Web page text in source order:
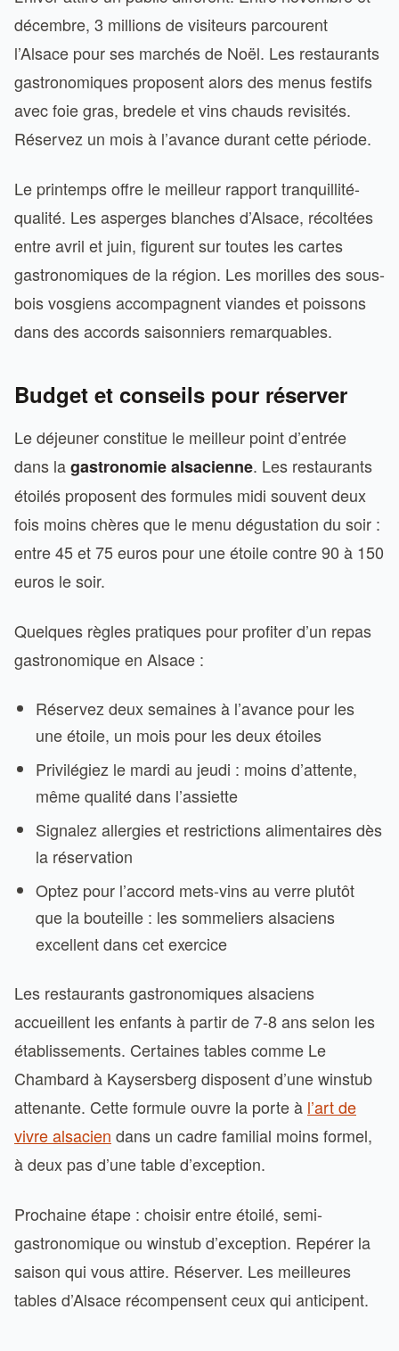
décembre, 3 millions de visiteurs parcourent
l’Alsace pour ses marchés de Noël. Les restaurants
gastronomiques proposent alors des menus festifs
avec foie gras, bredele et vins chauds revisités.
Réservez un mois à l’avance durant cette période.
Le printemps offre le meilleur rapport tranquillité-
qualité. Les asperges blanches d’Alsace, récoltées
entre avril et juin, figurent sur toutes les cartes
gastronomiques de la région. Les morilles des sous-
bois vosgiens accompagnent viandes et poissons
dans des accords saisonniers remarquables.
Budget et conseils pour réserver
Le déjeuner constitue le meilleur point d’entrée
dans lagastronomie alsacienne. Les restaurants
étoilés proposent des formules midi souvent deux
fois moins chères que le menu dégustation du soir :
entre 45 et 75 euros pour une étoile contre 90 à 150
euros le soir.
Quelques règles pratiques pour profiter d’un repas
gastronomique en Alsace :
Réservez deux semaines à l’avance pour les
une étoile, un mois pour les deux étoiles
Privilégiez le mardi au jeudi : moins d’attente,
même qualité dans l’assiette
Signalez allergies et restrictions alimentaires dès
la réservation
Optez pour l’accord mets-vins au verre plutôt
que la bouteille : les sommeliers alsaciens
excellent dans cet exercice
Les restaurants gastronomiques alsaciens
accueillent les enfants à partir de 7-8 ans selon les
établissements. Certaines tables comme Le
Chambard à Kaysersberg disposent d’une winstub
attenante. Cette formule ouvre la porte à l’art de
vivre alsacien dans un cadre familial moins formel,
à deux pas d’une table d’exception.
Prochaine étape : choisir entre étoilé, semi-
gastronomique ou winstub d’exception. Repérer la
saison qui vous attire. Réserver. Les meilleures
tables d’Alsace récompensent ceux qui anticipent.